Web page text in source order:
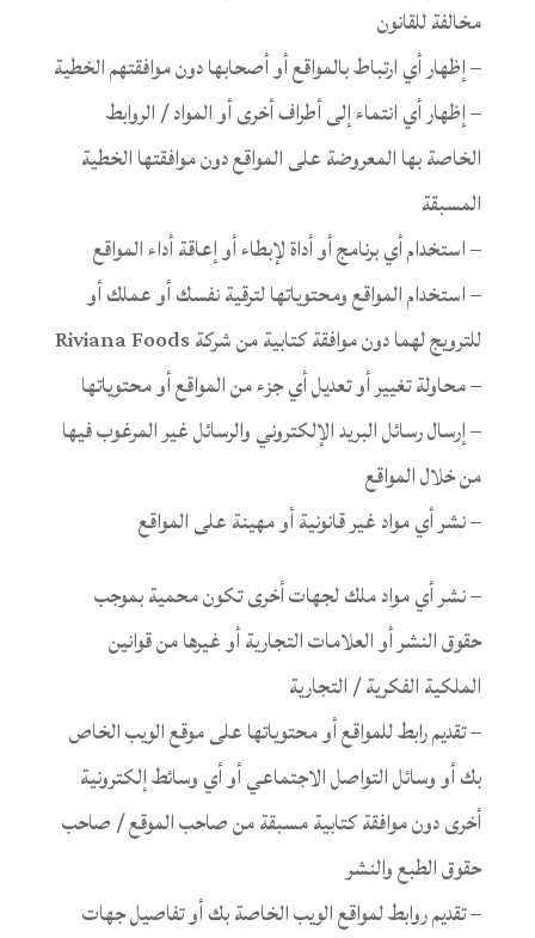
مخالفة للقانون
– إظهار أي ارتباط بالمواقع أو أصحابها دون موافقتهم الخطية
– إظهار أي انتماء إلى أطراف أخرى أو المواد / الروابط
الخاصة بها المعروضة على المواقع دون موافقتها الخطية
المسبقة
– استخدام أي برنامج أو أداة لإبطاء أو إعاقة أداء المواقع
– استخدام المواقع ومحتوياتها لترقية نفسك أو عملك أو
للترويج لهما دون موافقة كتابية من شركة Riviana Foods
– محاولة تغيير أو تعديل أي جزء من المواقع أو محتوياتها
– إرسال رسائل البريد الإلكتروني والرسائل غير المرغوب فيها
من خلال المواقع
– نشر أي مواد غير قانونية أو مهينة على المواقع
– نشر أي مواد ملك لجهات أخرى تكون محمية بموجب
حقوق النشر أو العلامات التجارية أو غيرها من قوانين
الملكية الفكرية / التجارية
– تقديم رابط للمواقع أو محتوياتها على موقع الويب الخاص
بك أو وسائل التواصل الاجتماعي أو أي وسائط إلكترونية
أخرى دون موافقة كتابية مسبقة من صاحب الموقع / صاحب
حقوق الطبع والنشر
– تقديم روابط لمواقع الويب الخاصة بك أو تفاصيل جهات